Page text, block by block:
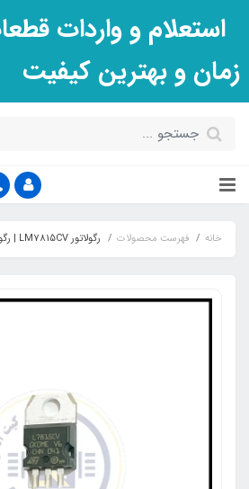
استعلام و واردات
زمان و بهترین کیفیت
خانه فهرست محصولات رگولاتور LM7815CV | رگولاتور ثابت ۱۵ ولت، ۱.۵ آمپر